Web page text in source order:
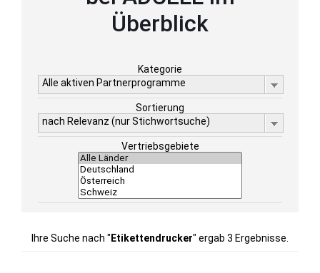
Überblick
Kategorie
Alle aktiven Partnerprogramme
Sortierung
nach Relevanz (nur Stichwortsuche)
Vertriebsgebiete
Ihre Suche nach " Etikettendrucker" ergab 3 Ergebnisse.